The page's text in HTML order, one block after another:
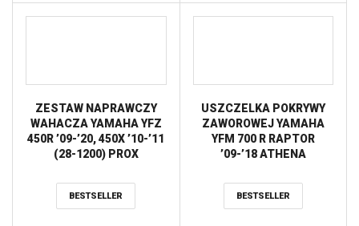
ZESTAW NAPRAWCZY
WAHACZA YAMAHA YFZ
450R ’09-’20, 450X ’10-’11
(28-1200) PROX
BESTSELLER
USZCZELKA POKRYWY
ZAWOROWEJ YAMAHA
YFM 700 R RAPTOR
’09-’18 ATHENA
BESTSELLER